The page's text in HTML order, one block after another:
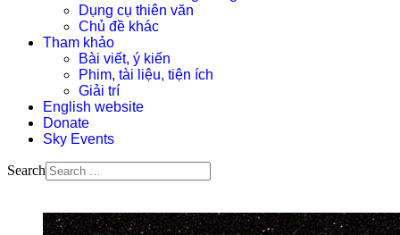
Dụng cụ thiên văn
Chủ đề khác
Tham khảo
Bài viết, ý kiến
Phim, tài liệu, tiện ích
Giải trí
English website
Donate
Sky Events
Search